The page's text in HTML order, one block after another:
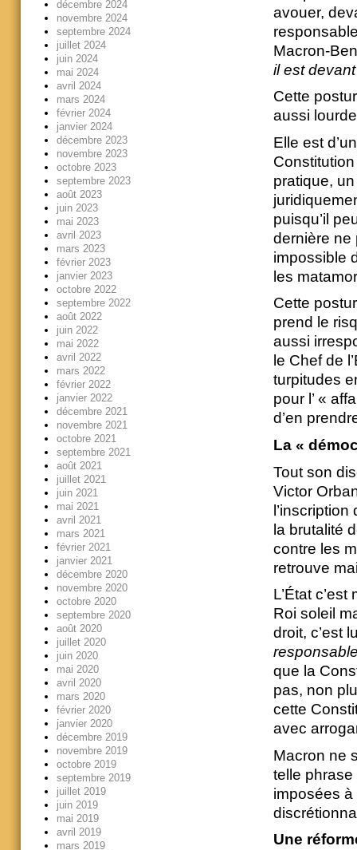
avouer,
Macron-
il est
Cette
aussi
Elle est
pratique,
puisqu’il
dernière ne
impossible
les
Cette
prend le
aussi
le Chef de
turpitudes
pour l’ «
d’en
La «
Tout son
Victor
l’inscription
la brutalité
contre les
retrouve
L’État
Roi soleil
droit, c’est
que la
pas, non
cette
avec
Macron ne
telle
imposées
Une
décembre 2024
novembre 2024
septembre 2024
juillet 2024
juin 2024
mai 2024
avril 2024
mars 2024
février 2024
janvier 2024
décembre 2023
novembre 2023
octobre 2023
septembre 2023
août 2023
juin 2023
mai 2023
avril 2023
mars 2023
février 2023
janvier 2023
octobre 2022
septembre 2022
août 2022
juin 2022
mai 2022
avril 2022
mars 2022
février 2022
janvier 2022
décembre 2021
novembre 2021
octobre 2021
septembre 2021
août 2021
juillet 2021
juin 2021
mai 2021
avril 2021
mars 2021
février 2021
janvier 2021
décembre 2020
novembre 2020
octobre 2020
septembre 2020
août 2020
juillet 2020
juin 2020
mai 2020
avril 2020
mars 2020
février 2020
janvier 2020
décembre 2019
novembre 2019
octobre 2019
septembre 2019
juillet 2019
juin 2019
mai 2019
avril 2019
mars 2019